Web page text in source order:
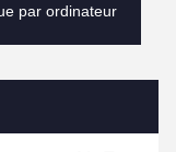
par ordinateur